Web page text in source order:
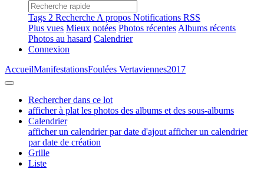
Tags 2 Recherche A propos Notifications RSS
Plus vues Mieux notées Photos récentes Albums récents
Photos au hasard Calendrier
Connexion
AccueilManifestationsFoulées Vertaviennes2017
Rechercher dans ce lot
afficher à plat les photos des albums et des sous-albums
Calendrier
afficher un calendrier par date d'ajout afficher un calendrier
par date de création
Grille
Liste